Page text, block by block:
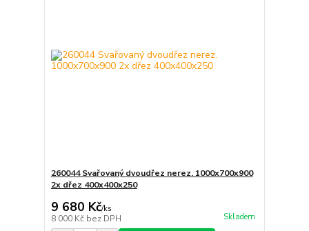
260044 Svařovaný dvoudřez nerez. 1000x700x900
2x dřez 400x400x250
9 680 Kč/ks
8 000 Kč bez DPH Skladem